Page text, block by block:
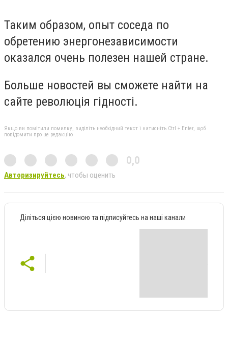
Таким образом, опыт соседа по
обретению энергонезависимости
оказался очень полезен нашей стране.
Больше новостей вы сможете найти на
сайте революція гідності.
Якщо ви помітили помилку, виділіть необхідний текст і натисніть Ctrl + Enter, щоб
повідомити про це редакцію
0,0
Авторизируйтесь, чтобы оценить
Діліться цією новиною та підписуйтесь на наші канали